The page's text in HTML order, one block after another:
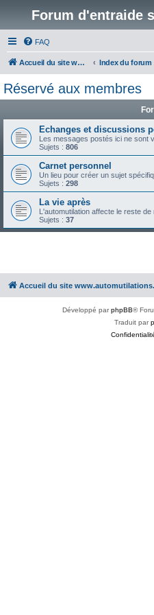
Forum d'entraide
FAQ
Accueil du site www.automutilations.info Index du forum
Réservé aux membres
Echanges et discussions
Les messages postés ici ne sont
Sujets : 806
Carnet personnel
Un lieu pour créer un sujet
Sujets : 298
La vie après
L'automutilation affecte le reste de
Sujets : 37
Accueil du site
Développé parphpBB®
Traduit par